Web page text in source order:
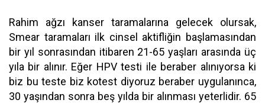
Rahim ağzı kanser taramalarına gelecek olursak,
Smear taramaları ilk cinsel aktifliğin başlamasından
bir yıl sonrasından itibaren 21-65 yaşları arasında üç
yıla bir alınır. Eğer HPV testi ile beraber alınıyorsa ki
biz bu teste biz kotest diyoruz beraber uygulanınca,
30 yaşından sonra beş yılda bir alınması yeterlidir. 65